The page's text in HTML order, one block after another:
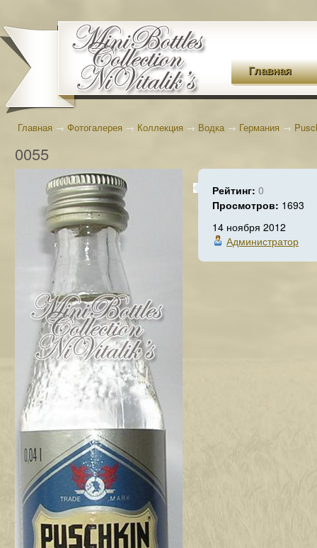
Главная
Главная → Фотогалерея → Коллекция → Водка→ Германия →
0055
Рейтинг: 0
Просмотров: 1693
14 ноября 2012
Администратор